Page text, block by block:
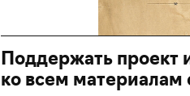
Поддержать проект
ко всем материалам